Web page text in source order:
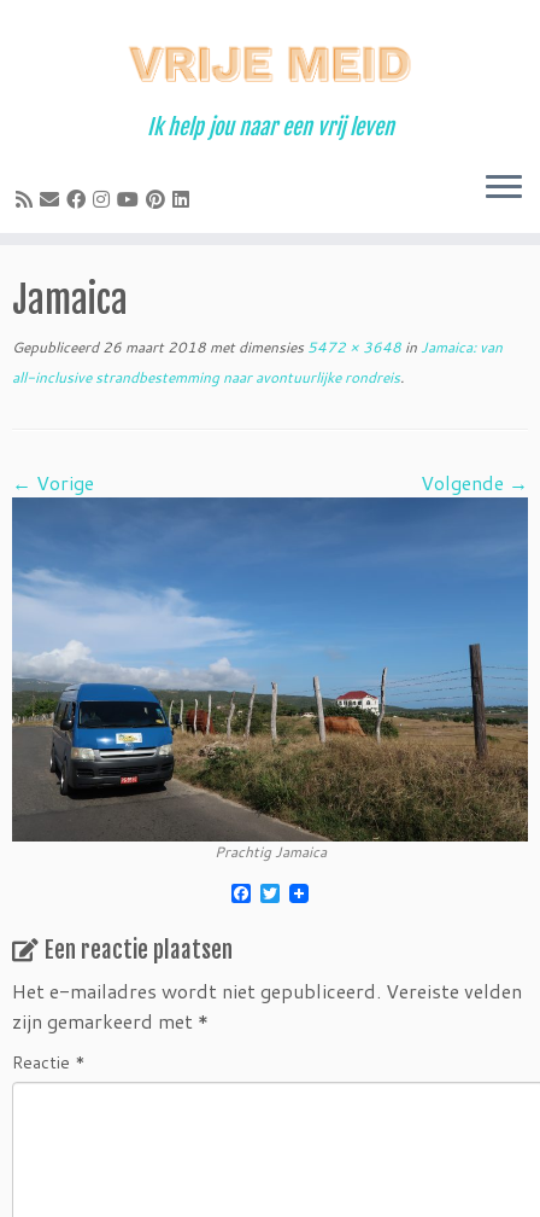
Ik help jou naar een vrij leven
Jamaica
Gepubliceerd 26 maart 2018 met dimensies 5472 × 3648 inJamaica: van
all-inclusive strandbestemming naar avontuurlijke rondreis.
← Vorige Volgende →
Prachtig Jamaica
F
o
T
w
e
r
Een reactie plaatsen
Het e-mailadres wordt niet gepubliceerd. Vereiste velden
zijn gemarkeerd met *
Reactie *